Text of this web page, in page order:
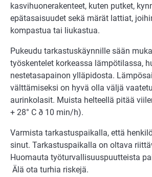
kasvihuonerakenteet, kuten putket,
epätasaisuudet sekä märät lattiat,
kompastua tai liukastua.
Pukeudu tarkastuskäynnille sään
työskentelet korkeassa lämpötilassa,
nestetasapainon ylläpidosta.
välttämiseksi on hyvä olla väljä
aurinkolasit. Muista helteellä pitää
+ 28° C ð 10 min/h).
Varmista tarkastuspaikalla, että
sinut. Tarkastuspaikalla on oltava
Huomauta työturvallisuuspuutteista
Älä ota turhia riskejä.